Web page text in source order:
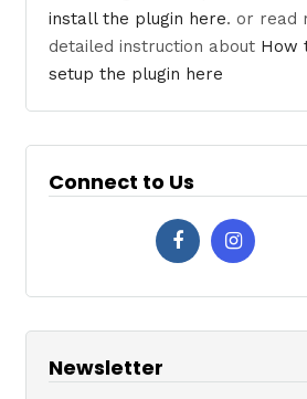
install the plugin here. or read
detailed instruction about How
setup the plugin here
Connect to Us
Newsletter